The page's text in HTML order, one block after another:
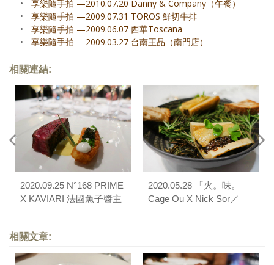
•
享樂隨手拍 —2010.07.20 Danny & Company（午餐）
•
享樂隨手拍 —2009.07.31 TOROS 鮮切牛排
•
享樂隨手拍 —2009.06.07 西華Toscana
•
享樂隨手拍 —2009.03.27 台南王品（南門店）
相關連結:
2020.09.25 N°168 PRIME
X KAVIARI 法國魚子醬主
2020.05.28 「火。味。
Cage Ou X Nick Sor／
相關文章: